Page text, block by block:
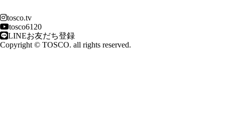
tosco.tv
tosco6120
LINEお友だち登録
Copyright © TOSCO. all rights reserved.